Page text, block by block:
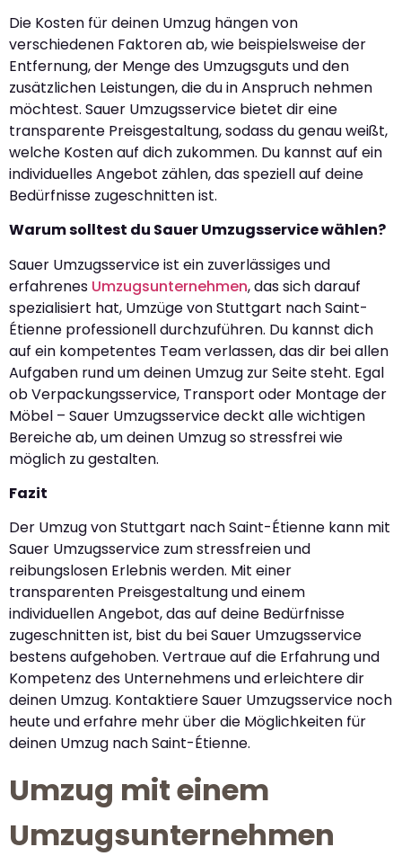
Die Kosten für deinen Umzug hängen von
verschiedenen Faktoren ab, wie beispielsweise der
Entfernung, der Menge des Umzugsguts und den
zusätzlichen Leistungen, die du in Anspruch nehmen
möchtest. Sauer Umzugsservice bietet dir eine
transparente Preisgestaltung, sodass du genau weißt,
welche Kosten auf dich zukommen. Du kannst auf ein
individuelles Angebot zählen, das speziell auf deine
Bedürfnisse zugeschnitten ist.
Warum solltest du Sauer Umzugsservice wählen?
Sauer Umzugsservice ist ein zuverlässiges und
erfahrenes Umzugsunternehmen, das sich darauf
spezialisiert hat, Umzüge von Stuttgart nach Saint-
Étienne professionell durchzuführen. Du kannst dich
auf ein kompetentes Team verlassen, das dir bei allen
Aufgaben rund um deinen Umzug zur Seite steht. Egal
ob Verpackungsservice, Transport oder Montage der
Möbel – Sauer Umzugsservice deckt alle wichtigen
Bereiche ab, um deinen Umzug so stressfrei wie
möglich zu gestalten.
Fazit
Der Umzug von Stuttgart nach Saint-Étienne kann mit
Sauer Umzugsservice zum stressfreien und
reibungslosen Erlebnis werden. Mit einer
transparenten Preisgestaltung und einem
individuellen Angebot, das auf deine Bedürfnisse
zugeschnitten ist, bist du bei Sauer Umzugsservice
bestens aufgehoben. Vertraue auf die Erfahrung und
Kompetenz des Unternehmens und erleichtere dir
deinen Umzug. Kontaktiere Sauer Umzugsservice noch
heute und erfahre mehr über die Möglichkeiten für
deinen Umzug nach Saint-Étienne.
Umzug mit einem
Umzugsunternehmen